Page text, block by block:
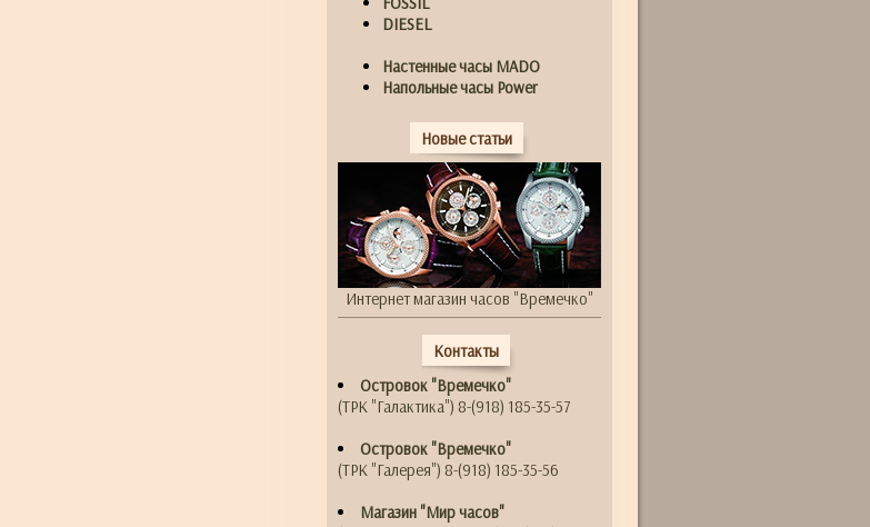
DIESEL
Настенные часы MADO
Напольные часы Power
Новые статьи
Интернет магазин часов "Времечко"
Контакты
Островок "Времечко"
(ТРК "Галактика") 8-(918) 185-35-57
Островок "Времечко"
(ТРК "Галерея") 8-(918) 185-35-56
Магазин "Мир часов"